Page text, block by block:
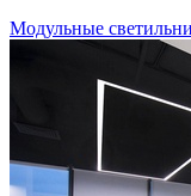
Модульные